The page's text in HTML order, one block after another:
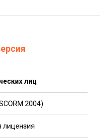
лиц
2004)
лицензия